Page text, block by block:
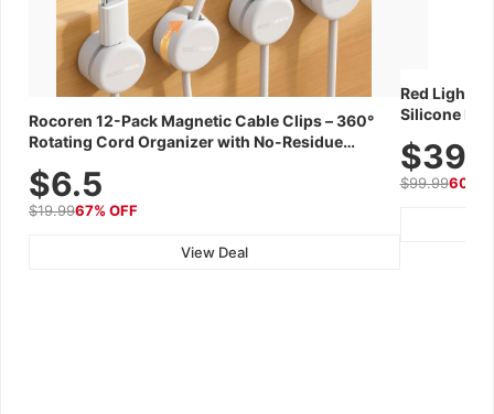
Rocoren 12-Pack Magnetic Cable Clips – 360°
Rotating Cord Organizer with No-Residue
Wall, Car & Office, White
$6.5
$19.9967% OFF
View Deal
Red Light
Silicone
$99.9960%